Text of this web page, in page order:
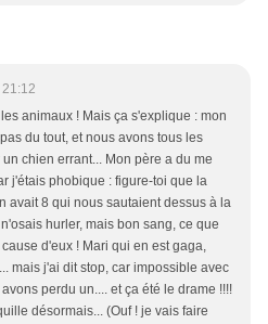
animaux ! Mais ça s'explique : mon
du tout, et nous avons tous les
chien errant... Mon père a du me
j'étais phobique : figure-toi que la
avait 8 qui nous sautaient dessus à la
hurler, mais bon sang, ce que
d'eux ! Mari qui en est gaga,
mais j'ai dit stop, car impossible avec
perdu un.... et ça été le drame !!!!
désormais... (Ouf ! je vais faire